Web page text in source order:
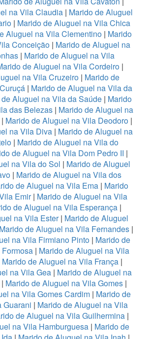
na Vila Claudia | Marido de Aluguel
| Marido de Aluguel na Vila Chica
Aluguel na Vila Clementino | Marido
Conceição | Marido de Aluguel na
| Marido de Aluguel na Vila
de Aluguel na Vila Cordeiro|
na Vila Cruzeiro | Marido de
| Marido de Aluguel na Vila da
Aluguel na Vila da Saúde | Marido
das Belezas| Marido de Aluguel na
| Marido de Aluguel na Vila Deodoro |
na Vila Diva| Marido de Aluguel na
| Marido de Aluguel na Vila do
de Aluguel na Vila Dom Pedro II |
na Vila do Sol | Marido de Aluguel
| Marido de Aluguel na Vila dos
de Aluguel na Vila Ema| Marido
Emir| Marido de Aluguel na Vila
de Aluguel na Vila Esperança |
na Vila Ester| Marido de Aluguel
Marido de Aluguel na Vila Fernandes |
na Vila Firmiano Pinto| Marido de
| Marido de Aluguel na Vila
Marido de Aluguel na Vila França |
na Vila Gea | Marido de Aluguel na
Marido de Aluguel na Vila Gomes|
na Vila Gomes Cardim | Marido de
Guarani | Marido de Aluguel na Vila
de Aluguel na Vila Guilhermina|
na Vila Hamburguesa | Marido de